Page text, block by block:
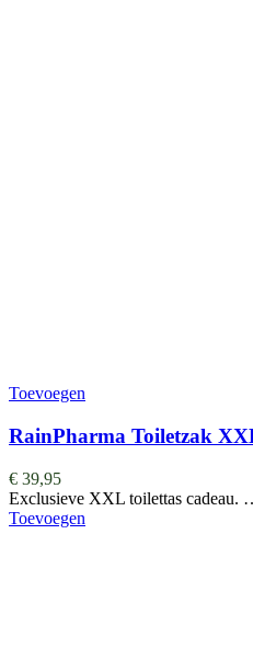
Toevoegen
RainPharma Toiletzak
€ 39,95
Exclusieve XXL toilettas cadeau.
Toevoegen